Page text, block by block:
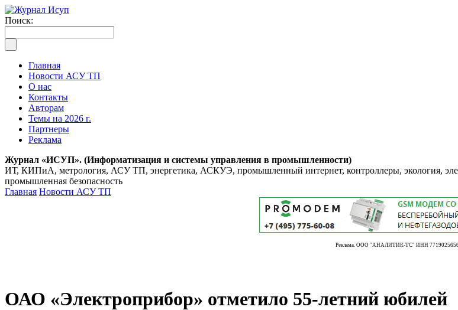
Поиск:
Главная
Новости АСУ ТП
О нас
Контакты
Авторам
Темы на 2026 г.
Партнеры
Реклама
Журнал «ИСУП». (Информатизация и системы управления в промышленности)
ИТ, КИПиА, метрология, АСУ ТП, энергетика, АСКУЭ, промышленный интернет, контроллеры, экология,
промышленная безопасность
Главная Новости АСУ ТП
Реклама. ООО "АНАЛИТИК-ТС" ИНН
ОАО «Электроприбор» отметило 55-летний юбилей